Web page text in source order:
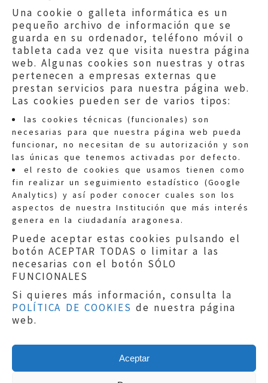
Una cookie o galleta informática es un
pequeño archivo de información que se
guarda en su ordenador, teléfono móvil o
tableta cada vez que visita nuestra página
web. Algunas cookies son nuestras y otras
pertenecen a empresas externas que
prestan servicios para nuestra página web.
Las cookies pueden ser de varios tipos:
las cookies técnicas (funcionales) son
necesarias para que nuestra página web pueda
funcionar, no necesitan de su autorización y son
las únicas que tenemos activadas por defecto.
el resto de cookies que usamos tienen como
fin realizar un seguimiento estadístico (Google
Analytics) y así poder conocer cuales son los
aspectos de nuestra Institución que más interés
genera en la ciudadanía aragonesa.
Puede aceptar estas cookies pulsando el
botón ACEPTAR TODAS o limitar a las
necesarias con el botón SÓLO
FUNCIONALES
Si quieres más información, consulta la
POLÍTICA DE COOKIES de nuestra página
web.
Aceptar
Quejas:quejas@eljusticiadearagon.es
Información general:
informacion@eljusticiadearagon.es
Teléfonos:900 210 210/
Aviso legal|Política de privacidad|
Protección de Datos
Política de cookies
Copyright © 2019El Justicia de Aragón|